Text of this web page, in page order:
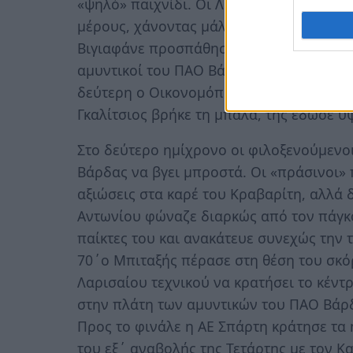
μέρους, χάνοντας μάλιστα δυο μεγάλες
Βιγιαφάνε προσπάθησε να πλασάρει
αμυντικοί του ΠΑΟ Βάρδας έδιωξαν τη
δεύτερη ο Οικονομόπουλος εκτέλεσε το
Γκαλίτσιος βρήκε τη μπάλα, της έδωσε
Στο δεύτερο ημίχρονο οι
Βάρδας να βγει μπροστά. Οι
αξιώσεις στα καρέ του Κραβαρίτη,
Αντωνίου φώναζε διαρκώς από τον
παίκτες του και ανακάτευε συνεχώς
70΄ο Μπιταξής πέρασε στη θέση του
Λαρισαίου τεχνικού να κρατήσει το
στην πλάτη των αμυντικών του ΠΑΟ
Προς το φινάλε η ΑΕ Σπάρτη κράτησε τα
του εξ΄ αναβολής της Τετάρτης με τον